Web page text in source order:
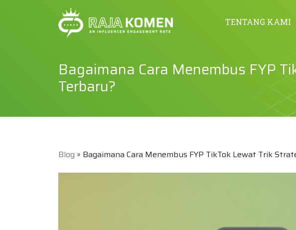
TENTANG KAMI
Bagaimana Cara Menembus FYP
Terbaru?
Blog » Bagaimana Cara Menembus FYP TikTok Lewat Trik